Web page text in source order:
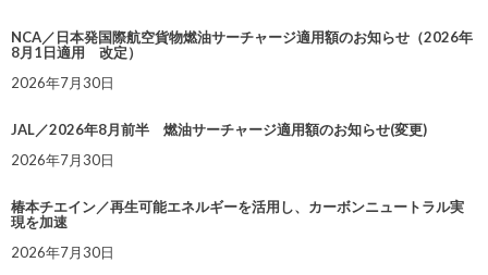
NCA／日本発国際航空貨物燃油サーチャージ適用額のお知らせ（2026年
8月1日適用 改定）
2026年7月30日
JAL／2026年8月前半 燃油サーチャージ適用額のお知らせ(変更)
2026年7月30日
椿本チエイン／再生可能エネルギーを活用し、カーボンニュートラル実
現を加速
2026年7月30日